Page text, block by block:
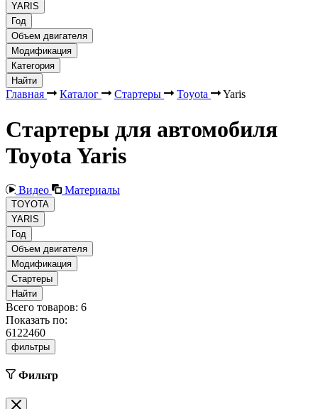
YARIS
Год
Объем двигателя
Модификация
Категория
Найти
Главная Каталог Стартеры Toyota Yaris
Стартеры для автомобиля
Toyota Yaris
Видео Материалы
TOYOTA
YARIS
Год
Объем двигателя
Модификация
Стартеры
Найти
Всего товаров: 6
Показать по:
6122460
фильтры
Фильтр